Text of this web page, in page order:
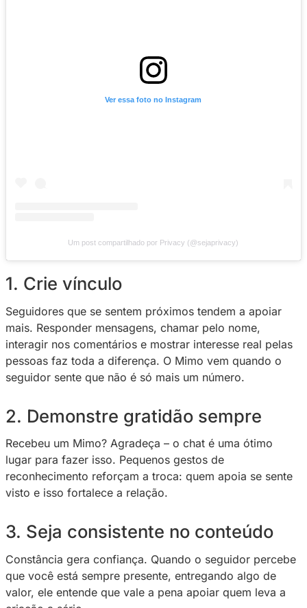
relação com seus seguidores e, como
natural, aumentam as chances de receber
Confira logo abaixo 6 dicas para isso:
Ver essa foto no Instagram
Um post compartilhado por Privacy (@sejaprivacy)
1. Crie vínculo